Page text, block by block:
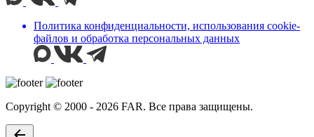
Политика конфиденциальности, использования сookie-
файлов и обработка персональных данных
Copyright © 2000 - 2026 FAR. Все права защищены.